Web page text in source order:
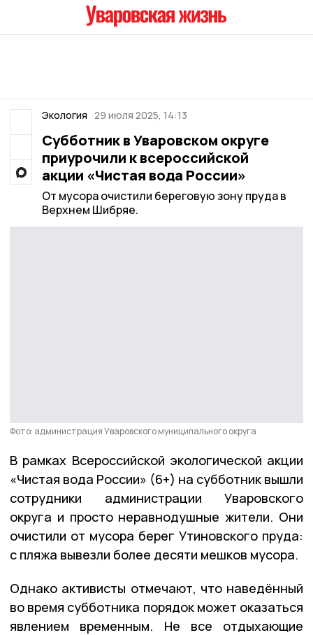
Экология 29 июля 2025, 14:13
Субботник в Уваровском округе
приурочили к всероссийской
акции «Чистая вода России»
От мусора очистили береговую зону пруда в
Верхнем Шибряе.
Фото: администрация Уваровского муниципального округа
В рамках Всероссийской экологической акции
«Чистая вода России» (6+) на субботник вышли
сотрудники администрации Уваровского
округа и просто неравнодушные жители. Они
очистили от мусора берег Утиновского пруда:
с пляжа вывезли более десяти мешков мусора.
Однако активисты отмечают, что наведённый
во время субботника порядок может оказаться
явлением временным. Не все отдыхающие